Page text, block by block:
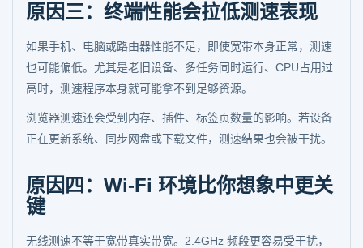
原因三：终端性能会拉低测速表现
如果手机、电脑或路由器性能不足，即使宽带本身正常，测速
也可能偏低。尤其是老旧设备、多任务同时运行、CPU占用过
高时，测速程序本身就可能拿不到足够资源。
浏览器测速还会受到内存、插件、标签页数量的影响。若设备
正在更新系统、同步网盘或下载文件，测速结果也会被干扰。
原因四：Wi-Fi 环境比你想象中更关
键
无线测速不等于宽带真实带宽。2.4GHz 频段更容易受干扰，